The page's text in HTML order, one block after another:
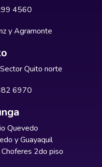
4560
y Agramonte
Quito norte
6970
Quevedo
y Guayaquil
2do piso